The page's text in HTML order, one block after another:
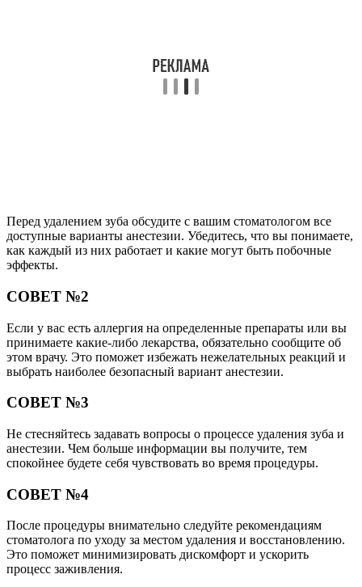
Перед удалением зуба обсудите с вашим стоматологом все
доступные варианты анестезии. Убедитесь, что вы понимаете,
как каждый из них работает и какие могут быть побочные
эффекты.
СОВЕТ №2
Если у вас есть аллергия на определенные препараты или вы
принимаете какие-либо лекарства, обязательно сообщите об
этом врачу. Это поможет избежать нежелательных реакций и
выбрать наиболее безопасный вариант анестезии.
СОВЕТ №3
Не стесняйтесь задавать вопросы о процессе удаления зуба и
анестезии. Чем больше информации вы получите, тем
спокойнее будете себя чувствовать во время процедуры.
СОВЕТ №4
После процедуры внимательно следуйте рекомендациям
стоматолога по уходу за местом удаления и восстановлению.
Это поможет минимизировать дискомфорт и ускорить
процесс заживления.